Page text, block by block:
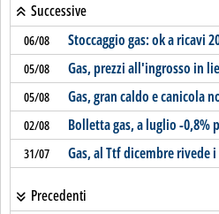
Successive
06/08 Stoccaggio gas: ok a ricavi
05/08 Gas, prezzi all'ingrosso in
05/08 Gas, gran caldo e canicola
02/08 Bolletta gas, a luglio -0,8%
31/07 Gas, al Ttf dicembre rivede i
Precedenti